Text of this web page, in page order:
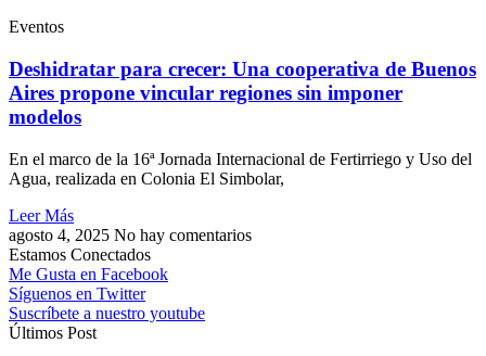
Eventos
Deshidratar para crecer: Una cooperativa de Buenos
Aires propone vincular regiones sin imponer
modelos
En el marco de la 16ª Jornada Internacional de Fertirriego y Uso del
Agua, realizada en Colonia El Simbolar,
Leer Más
agosto 4, 2025 No hay comentarios
Estamos Conectados
Me Gusta en Facebook
Síguenos en Twitter
Suscríbete a nuestro youtube
Últimos Post